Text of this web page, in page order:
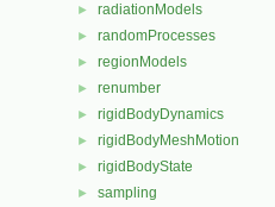
► radiationModels
► randomProcesses
► regionModels
► renumber
► rigidBodyDynamics
► rigidBodyMeshMotion
► rigidBodyState
► sampling